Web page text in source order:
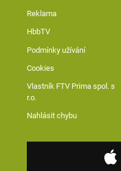
Reklama
HbbTV
Podmínky užívání
Cookies
Vlastník FTV Prima spol. s
r.o.
Nahlásit chybu